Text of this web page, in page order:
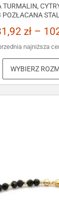
TURMALIN,
zł –
najniższa
WYBIERZ